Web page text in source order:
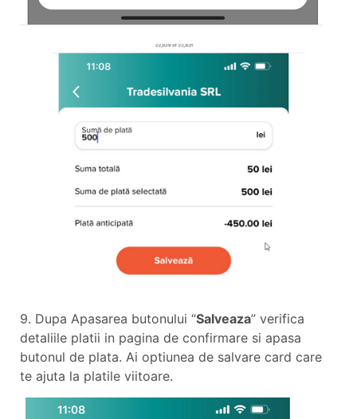
9. Dupa Apasarea butonului “Salveaza” verifica
detaliile platii in pagina de confirmare si apasa
butonul de plata. Ai optiunea de salvare card care
te ajuta la platile viitoare.